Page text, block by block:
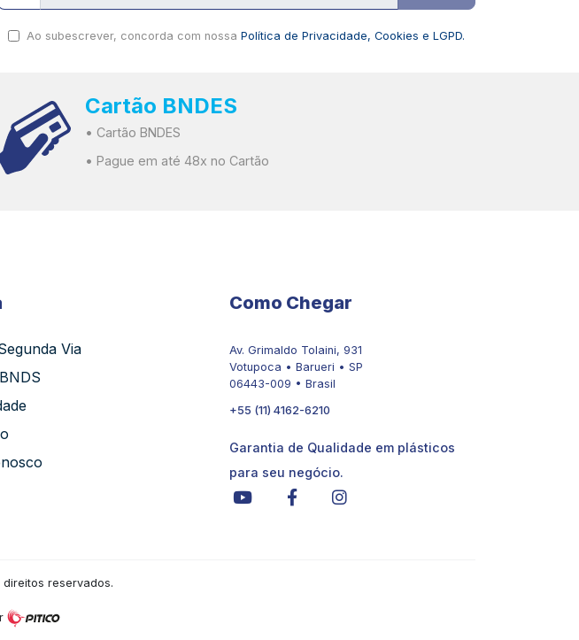
Ao subescrever, concorda com nossa Política de Privacidade, Cookies e LGPD.
Cartão BNDES
• Cartão BNDES
• Pague em até 48x no Cartão
Via
Como Chegar
Av. Grimaldo Tolaini, 931
Votupoca • Barueri • SP
06443-009 • Brasil
+55 (11) 4162-6210
Garantia de Qualidade em plásticos
para seu negócio.
reservados.